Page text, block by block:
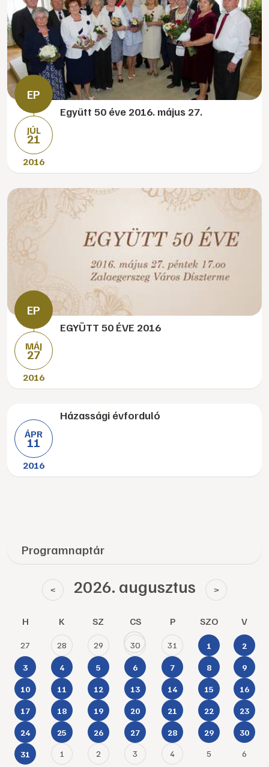
JÚL
21
2016
Együtt 50 éve 2016. május 27.
MÁJ
27
2016
EGYÜTT 50 ÉVE 2016
ÁPR
11
2016
Házassági évforduló
Programnaptár
< 2026. augusztus >
H K SZ CS P SZO V
27 28 29 30 31 1 2
3 4 5 6 7 8 9
10 11 12 13 14 15 16
17 18 19 20 21 22 23
24 25 26 27 28 29 30
31 1 2 3 4 5 6